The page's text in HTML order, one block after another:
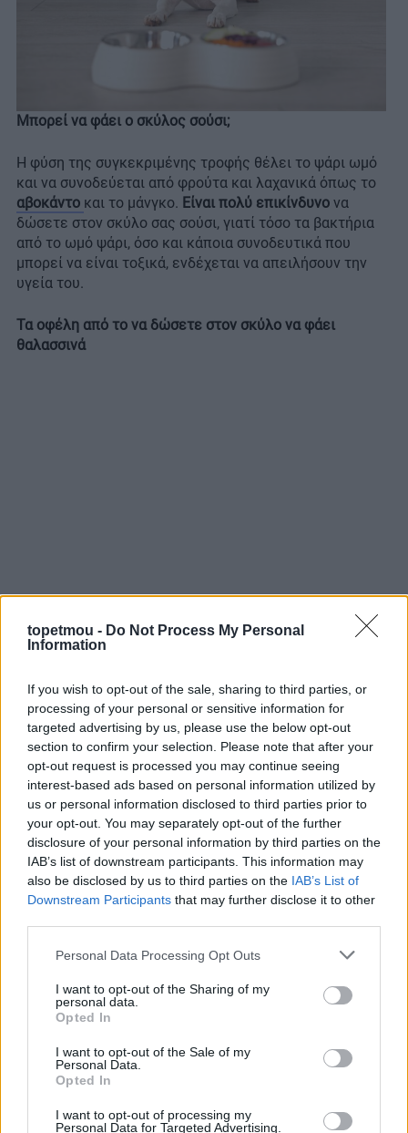
topetmou - Do Not Process My Personal
Information
If you wish to opt-out of the sale, sharing to third parties, or
processing of your personal or sensitive information for
targeted advertising by us, please use the below opt-out
section to confirm your selection. Please note that after your
opt-out request is processed you may continue seeing
interest-based ads based on personal information utilized by
us or personal information disclosed to third parties prior to
your opt-out. You may separately opt-out of the further
disclosure of your personal information by third parties on the
IAB’s list of downstream participants. This information may
also be disclosed by us to third parties on the IAB’s List of
Downstream Participants that may further disclose it to other
Personal Data Processing Opt Outs
I want to opt-out of the Sharing of my
personal data.
Opted In
I want to opt-out of the Sale of my
Personal Data.
Opted In
I want to opt-out of processing my
Personal Data for Targeted Advertising.
Μπορεί να φάει ο σκύλος σούσι;
Η φύση της συγκεκριμένης τροφής θέλει το ψάρι ωμό
και να συνοδεύεται από φρούτα και λαχανικά όπως το
αβοκάντο και το μάνγκο. Είναι πολύ επικίνδυνο να
δώσετε στον σκύλο σας σούσι, γιατί τόσο τα βακτήρια
από το ωμό ψάρι, όσο και κάποια συνοδευτικά που
μπορεί να είναι τοξικά, ενδέχεται να απειλήσουν την
υγεία του.
Τα οφέλη από το να δώσετε στον σκύλο να φάει
θαλασσινά
Τα θαλασσινά είναι πλούσια σε θρεπτικά συστατικά και
συγκεκριμένα:
γερών οστών και στη διατήρηση του μεταβολισμού σε
υγιή επίπεδα. Τέτοια είναι το σίδηρο, το ασβέστιο και
το μαγνήσιο.